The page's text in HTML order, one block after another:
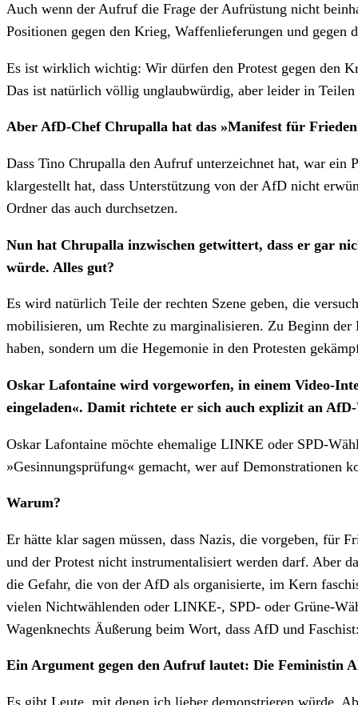
Auch wenn der Aufruf die Frage der Aufrüstung nicht
Positionen gegen den Krieg, Waffenlieferungen und
Es ist wirklich wichtig: Wir dürfen den Protest gegen den
Das ist natürlich völlig unglaubwürdig, aber leider in
Aber AfD-Chef Chrupalla hat das »Manifest für
Dass Tino Chrupalla den Aufruf unterzeichnet hat, war ein
klargestellt hat, dass Unterstützung von der AfD nicht
Ordner das auch durchsetzen.
Nun hat Chrupalla inzwischen getwittert, dass er gar
würde. Alles gut?
Es wird natürlich Teile der rechten Szene geben, die
mobilisieren, um Rechte zu marginalisieren. Zu Beginn
haben, sondern um die Hegemonie in den Protesten
Oskar Lafontaine wird vorgeworfen, in einem Video-
eingeladen«. Damit richtete er sich auch explizit an
Oskar Lafontaine möchte ehemalige LINKE oder SPD-
»Gesinnungsprüfung« gemacht, wer auf Demonstrationen
Warum?
Er hätte klar sagen müssen, dass Nazis, die vorgeben, für
und der Protest nicht instrumentalisiert werden darf. Aber
die Gefahr, die von der AfD als organisierte, im Kern
vielen Nichtwählenden oder LINKE-, SPD- oder Grüne-
Wagenknechts Äußerung beim Wort, dass AfD und
Ein Argument gegen den Aufruf lautet: Die Feministin
Es gibt Leute, mit denen ich lieber demonstrieren würde.